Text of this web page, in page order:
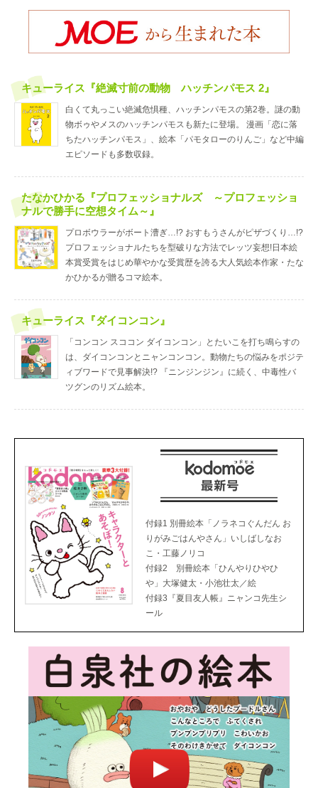
キューライス『絶滅寸前の動物 ハッチンパモス 2』
白くて丸っこい絶滅危惧種、ハッチンパモスの第2巻。謎の動
物ボゥやメスのハッチンパモスも新たに登場。 漫画「恋に落
ちたハッチンパモス」、絵本「パモタローのりんご」など中編
エピソードも多数収録。
たなかひかる『プロフェッショナルズ ～プロフェッショ
ナルで勝手に空想タイム～』
プロボウラーがボート漕ぎ…!? おすもうさんがピザづくり…!?
プロフェッショナルたちを型破りな方法でレッツ妄想!日本絵
本賞受賞をはじめ華やかな受賞歴を誇る大人気絵本作家・たな
かひかるが贈るコマ絵本。
キューライス『ダイコンコン』
「コンコン スココン ダイコンコン」とたいこを打ち鳴らすの
は、ダイコンコンとニャンコンコン。動物たちの悩みをポジテ
ィブワードで見事解決!? 『ニンジンジン』に続く、中毒性バ
ツグンのリズム絵本。
付録1 別冊絵本「ノラネコぐんだん お
りがみごはんやさん」いしばしなお
こ・工藤ノリコ
付録2 別冊絵本「ひんやりひやひ
や」大塚健太・小池壮太／絵
付録3『夏目友人帳』ニャンコ先生シ
ール